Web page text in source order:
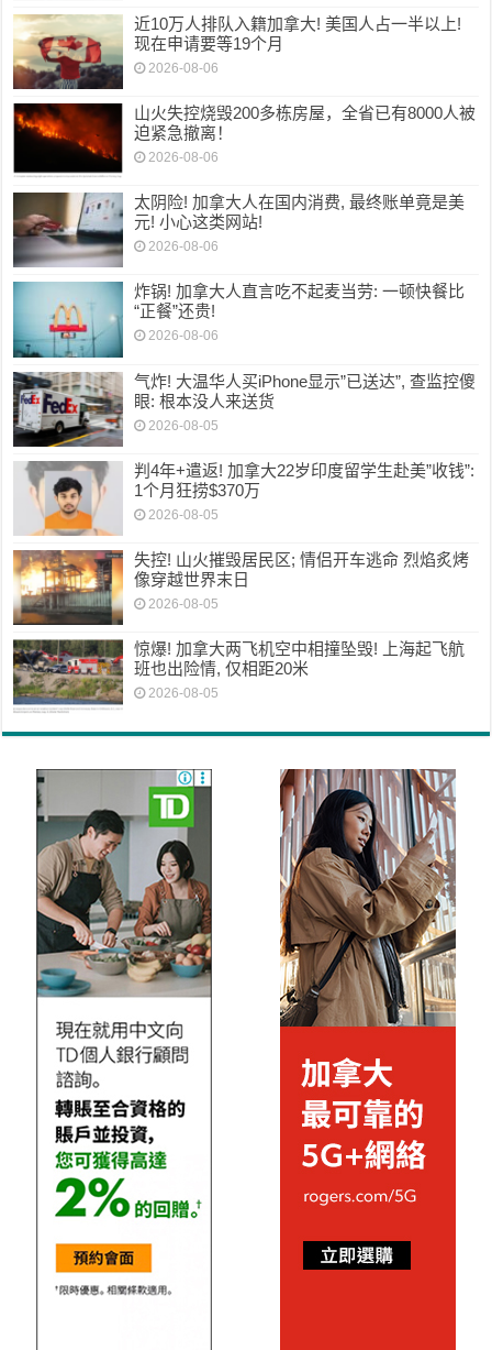
近10万人排队入籍加拿大! 美国人占一半以上!
现在申请要等19个月
2026-08-06
山火失控烧毁200多栋房屋，全省已有8000人被
迫紧急撤离！
2026-08-06
太阴险! 加拿大人在国内消费, 最终账单竟是美
元! 小心这类网站!
2026-08-06
炸锅! 加拿大人直言吃不起麦当劳: 一顿快餐比
“正餐”还贵!
2026-08-06
气炸! 大温华人买iPhone显示”已送达”, 查监控傻
眼: 根本没人来送货
2026-08-05
判4年+遣返! 加拿大22岁印度留学生赴美”收钱”:
1个月狂捞$370万
2026-08-05
失控! 山火摧毁居民区; 情侣开车逃命 烈焰炙烤
像穿越世界末日
2026-08-05
惊爆! 加拿大两飞机空中相撞坠毁! 上海起飞航
班也出险情, 仅相距20米
2026-08-05